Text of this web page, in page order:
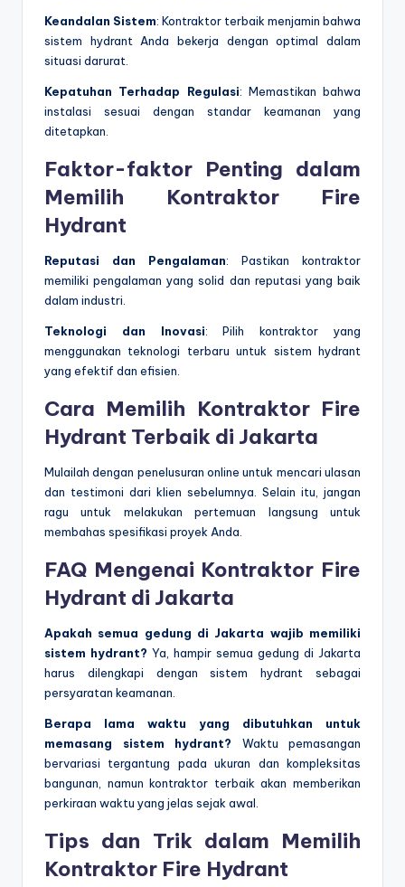
Keandalan Sistem: Kontraktor terbaik menjamin bahwa
sistem hydrant Anda bekerja dengan optimal dalam
situasi darurat.
Kepatuhan Terhadap Regulasi: Memastikan bahwa
instalasi sesuai dengan standar keamanan yang
ditetapkan.
Faktor-faktor Penting dalam
Memilih Kontraktor Fire
Hydrant
Reputasi dan Pengalaman: Pastikan kontraktor
memiliki pengalaman yang solid dan reputasi yang baik
dalam industri.
Teknologi dan Inovasi: Pilih kontraktor yang
menggunakan teknologi terbaru untuk sistem hydrant
yang efektif dan efisien.
Cara Memilih Kontraktor Fire
Hydrant Terbaik di Jakarta
Mulailah dengan penelusuran online untuk mencari ulasan
dan testimoni dari klien sebelumnya. Selain itu, jangan
ragu untuk melakukan pertemuan langsung untuk
membahas spesifikasi proyek Anda.
FAQ Mengenai Kontraktor Fire
Hydrant di Jakarta
Apakah semua gedung di Jakarta wajib memiliki
sistem hydrant? Ya, hampir semua gedung di Jakarta
harus dilengkapi dengan sistem hydrant sebagai
persyaratan keamanan.
Berapa lama waktu yang dibutuhkan untuk
memasang sistem hydrant? Waktu pemasangan
bervariasi tergantung pada ukuran dan kompleksitas
bangunan, namun kontraktor terbaik akan memberikan
perkiraan waktu yang jelas sejak awal.
Tips dan Trik dalam Memilih
Kontraktor Fire Hydrant